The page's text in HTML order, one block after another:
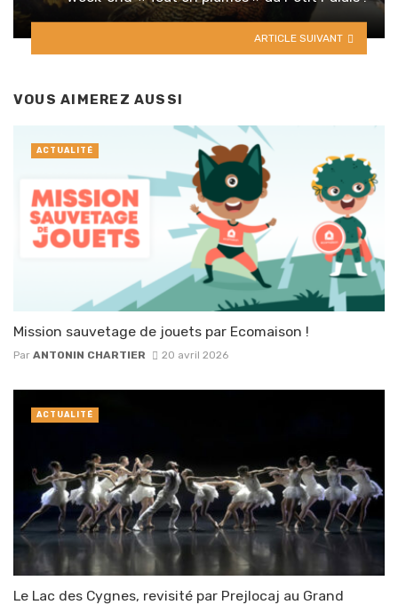
ARTICLE SUIVANT
VOUS AIMEREZ AUSSI
Mission sauvetage de jouets par Ecomaison !
Par ANTONIN CHARTIER 20 avril 2026
ACTUALITÉ
Le Lac des Cygnes, revisité par Prejlocaj au Grand
ACTUALITÉ